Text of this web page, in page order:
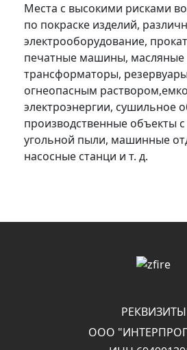
Места с высокими рисками
по покраске изделий,
электрооборудование,
печатные машины, масляные
трансформаторы,
огнеопасным
электроэнергии, сушильное
производственные объекты
угольной пыли, машинные
насосные станци и т. д.
РЕКВИЗИТЫ
ООО